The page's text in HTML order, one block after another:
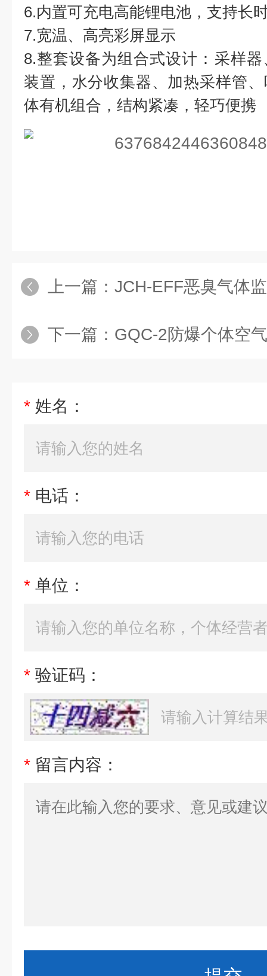
6.内置可充电高能锂电池，支持长
7.宽温、高亮彩屏显示
8.整套设备为组合式设计：采样
装置，水分收集器、加热采样管
体有机组合，结构紧凑，轻巧便携
上一篇： JCH-EFF恶臭气体
下一篇： GQC-2防爆个体空
* 姓名：
* 电话：
* 单位：
* 验证码：
* 留言内容：